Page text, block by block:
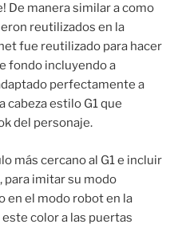
De manera similar a como
reutilizados en la
fue reutilizado para hacer
fondo incluyendo a
perfectamente a
cabeza estilo G1 que
del personaje.
más cercano al G1 e incluir
para imitar su modo
en el modo robot en la
color a las puertas